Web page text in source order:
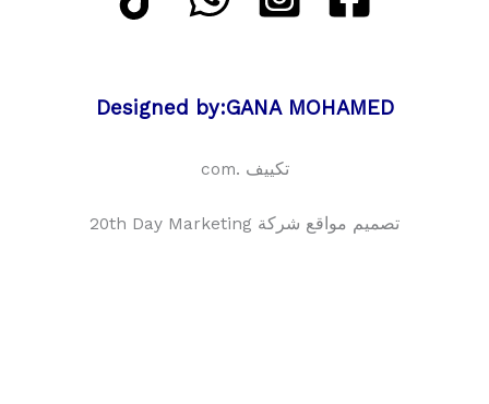
Designed by:GANA MOHAMED
تكييف .com
تصميم مواقع شركة 20th Day Marketing